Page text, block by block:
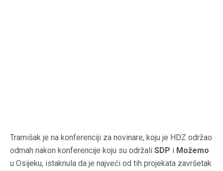
Tramišak je na konferenciji za novinare, koju je HDZ održao
odmah nakon konferencije koju su održali SDP i Možemo
u Osijeku, istaknula da je najveći od tih projekata završetak